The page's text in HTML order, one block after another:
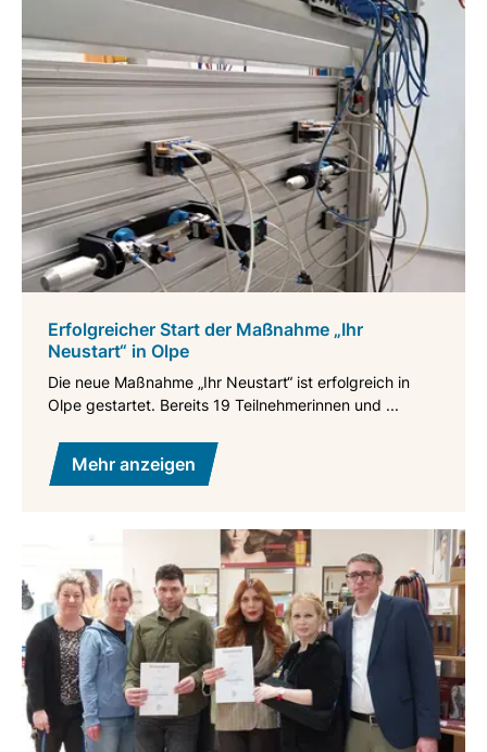
Erfolgreicher Start der Maßnahme „Ihr
Neustart“ in Olpe
Die neue Maßnahme „Ihr Neustart“ ist erfolgreich in
Olpe gestartet. Bereits 19 Teilnehmerinnen und ...
Mehr anzeigen